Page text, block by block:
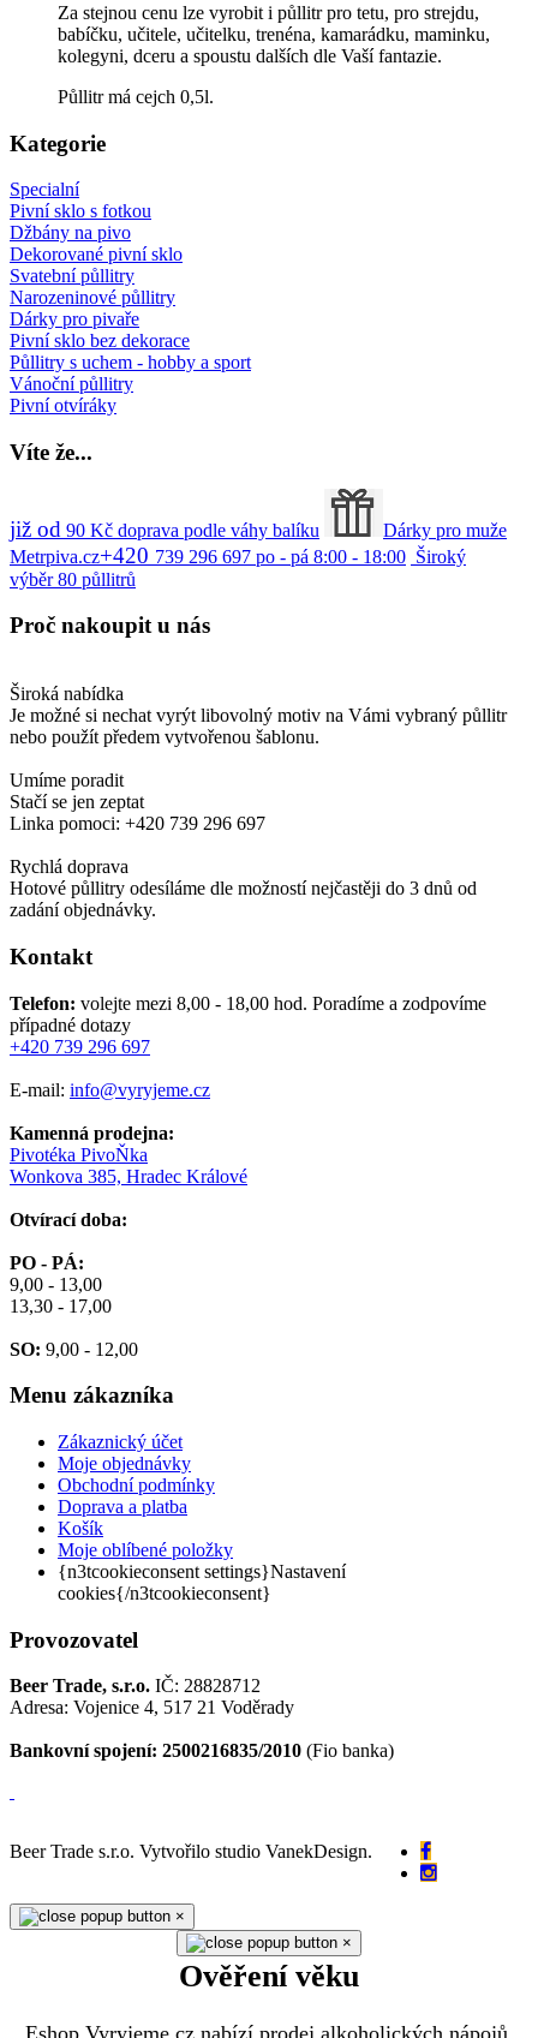
Za stejnou cenu lze vyrobit i půllitr pro tetu, pro strejdu,
babíčku, učitele, učitelku, trenéna, kamarádku, maminku,
kolegyni, dceru a spoustu dalších dle Vaší fantazie.
Půllitr má cejch 0,5l.
Kategorie
Specialní
Pivní sklo s fotkou
Džbány na pivo
Dekorované pivní sklo
Svatební půllitry
Narozeninové půllitry
Dárky pro pivaře
Pivní sklo bez dekorace
Půllitry s uchem - hobby a sport
Vánoční půllitry
Pivní otvíráky
Víte že...
již od 90 Kč doprava podle váhy balíku
Dárky pro muže
Metrpiva.cz+420 739 296 697 po - pá 8:00 - 18:00 Široký
výběr80 půllitrů
Proč nakoupit u nás
Široká nabídka
Je možné si nechat vyrýt libovolný motiv na Vámi vybraný půllitr
nebo použít předem vytvořenou šablonu.
Umíme poradit
Stačí se jen zeptat
Linka pomoci: +420 739 296 697
Rychlá doprava
Hotové půllitry odesíláme dle možností nejčastěji do 3 dnů od
zadání objednávky.
Kontakt
Telefon: volejte mezi 8,00 - 18,00 hod. Poradíme a zodpovíme
případné dotazy
+420 739 296 697
E-mail: info@vyryjeme.cz
Kamenná prodejna:
Pivotéka PivoŇka
Wonkova 385, Hradec Králové
Otvírací doba:
PO - PÁ:
9,00 - 13,00
13,30 - 17,00
SO: 9,00 - 12,00
Menu zákazníka
Zákaznický účet
Moje objednávky
Obchodní podmínky
Doprava a platba
Košík
Moje oblíbené položky
{n3tcookieconsent settings}Nastavení
cookies{/n3tcookieconsent}
Provozovatel
Beer Trade, s.r.o. IČ: 28828712
Adresa: Vojenice 4, 517 21 Voděrady
Bankovní spojení: 2500216835/2010 (Fio banka)
Beer Trade s.r.o. Vytvořilo studio VanekDesign.
×
×
Ověření věku